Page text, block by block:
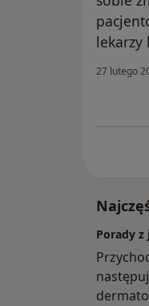
lekarzy
27 lutego
Porady z